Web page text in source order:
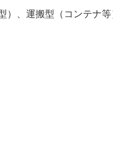
、運搬型（コンテナ等